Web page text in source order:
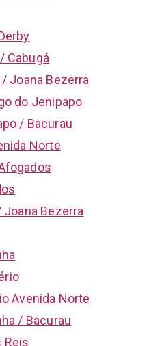
Cabugá
Joana Bezerra
do Jenipapo
/ Bacurau
Norte
Bezerra
Avenida Norte
/ Bacurau
Reis